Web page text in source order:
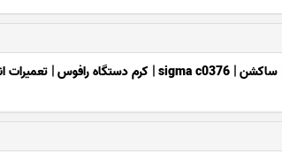
ساکشن|
sigma c0376
| کرم دستگاه رافوس|تعمیرات